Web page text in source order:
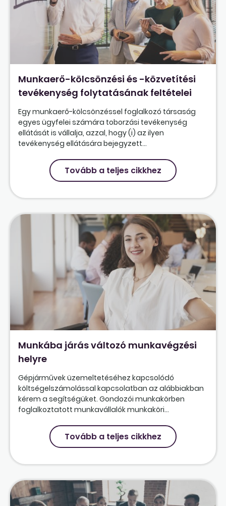
Munkaerő-kölcsönzési és -közvetítési
tevékenység folytatásának feltételei
Egy munkaerő-kölcsönzéssel foglalkozó társaság
egyes ügyfelei számára toborzási tevékenység
ellátását is vállalja, azzal, hogy (i) az ilyen
tevékenység ellátására bejegyzett...
Tovább a teljes cikkhez
Munkába járás változó munkavégzési
helyre
Gépjárművek üzemeltetéséhez kapcsolódó
költségelszámolással kapcsolatban az alábbiakban
kérem a segítségüket. Gondozói munkakörben
foglalkoztatott munkavállalók munkaköri...
Tovább a teljes cikkhez